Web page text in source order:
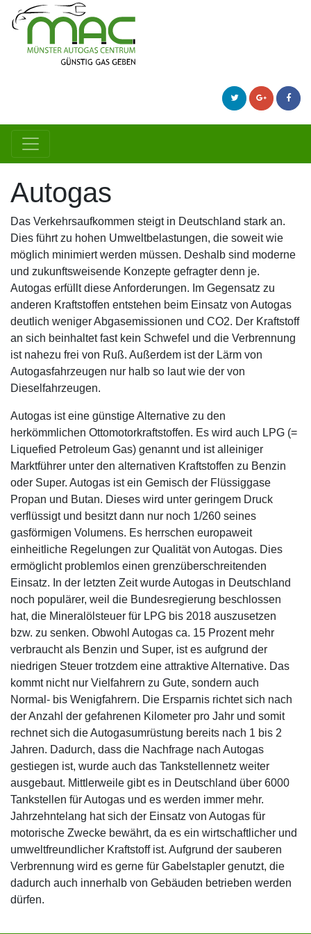
Autogas
Das Verkehrsaufkommen steigt in Deutschland stark an.
Dies führt zu hohen Umweltbelastungen, die soweit wie
möglich minimiert werden müssen. Deshalb sind moderne
und zukunftsweisende Konzepte gefragter denn je.
Autogas erfüllt diese Anforderungen. Im Gegensatz zu
anderen Kraftstoffen entstehen beim Einsatz von Autogas
deutlich weniger Abgasemissionen und CO2. Der Kraftstoff
an sich beinhaltet fast kein Schwefel und die Verbrennung
ist nahezu frei von Ruß. Außerdem ist der Lärm von
Autogasfahrzeugen nur halb so laut wie der von
Dieselfahrzeugen.
Autogas ist eine günstige Alternative zu den
herkömmlichen Ottomotorkraftstoffen. Es wird auch LPG (=
Liquefied Petroleum Gas) genannt und ist alleiniger
Marktführer unter den alternativen Kraftstoffen zu Benzin
oder Super. Autogas ist ein Gemisch der Flüssiggase
Propan und Butan. Dieses wird unter geringem Druck
verflüssigt und besitzt dann nur noch 1/260 seines
gasförmigen Volumens. Es herrschen europaweit
einheitliche Regelungen zur Qualität von Autogas. Dies
ermöglicht problemlos einen grenzüberschreitenden
Einsatz. In der letzten Zeit wurde Autogas in Deutschland
noch populärer, weil die Bundesregierung beschlossen
hat, die Mineralölsteuer für LPG bis 2018 auszusetzen
bzw. zu senken. Obwohl Autogas ca. 15 Prozent mehr
verbraucht als Benzin und Super, ist es aufgrund der
niedrigen Steuer trotzdem eine attraktive Alternative. Das
kommt nicht nur Vielfahrern zu Gute, sondern auch
Normal- bis Wenigfahrern. Die Ersparnis richtet sich nach
der Anzahl der gefahrenen Kilometer pro Jahr und somit
rechnet sich die Autogasumrüstung bereits nach 1 bis 2
Jahren. Dadurch, dass die Nachfrage nach Autogas
gestiegen ist, wurde auch das Tankstellennetz weiter
ausgebaut. Mittlerweile gibt es in Deutschland über 6000
Tankstellen für Autogas und es werden immer mehr.
Jahrzehntelang hat sich der Einsatz von Autogas für
motorische Zwecke bewährt, da es ein wirtschaftlicher und
umweltfreundlicher Kraftstoff ist. Aufgrund der sauberen
Verbrennung wird es gerne für Gabelstapler genutzt, die
dadurch auch innerhalb von Gebäuden betrieben werden
dürfen.